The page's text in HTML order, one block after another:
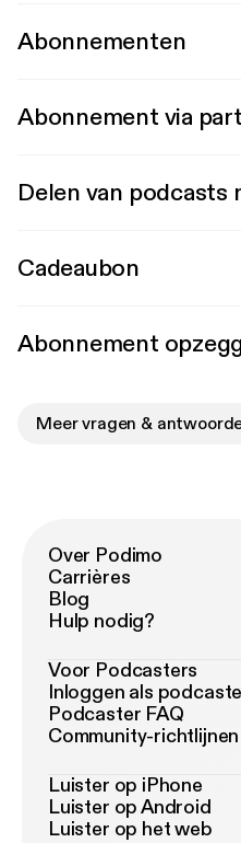
Abonnementen
Abonnement via
Delen van podcasts
Cadeaubon
Abonnement
Meer vragen &
Over Podimo
Carrières
Blog
Hulp nodig?
Voor Podcasters
Inloggen als
Podcaster FAQ
Community-richtlijnen
Luister op iPhone
Luister op Android
Luister op het web